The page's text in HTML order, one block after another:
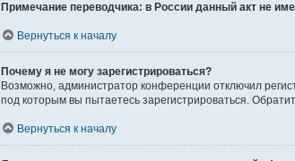
Примечание переводчика: в России данный акт не
Вернуться к началу
Почему я не могу зарегистрироваться?
Возможно, администратор конференции отключил
под которым вы пытаетесь зарегистрироваться.
Вернуться к началу